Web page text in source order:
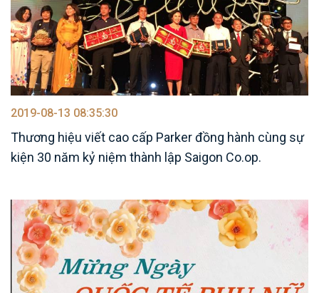
2019-08-13 08:35:30
Thương hiệu viết cao cấp Parker đồng hành cùng sự
kiện 30 năm kỷ niệm thành lập Saigon Co.op.